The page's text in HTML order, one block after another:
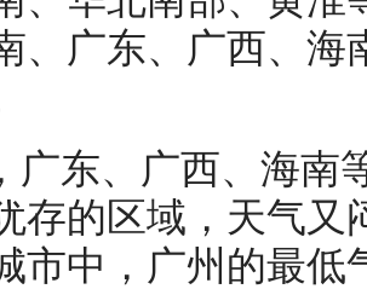
、广东、广西、
广东、广西、海南
存的区域，天气
市中，广州的最